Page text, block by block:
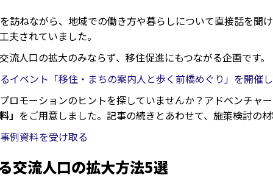
訪ねながら、地域での働き方や暮らしについて直接話を聞
夫されていました。
人口の拡大のみならず、移住促進にもつながる企画です。
イベント「移住・まちの案内人と歩く前橋めぐり」を開催
ロモーションのヒントを探していませんか？アドベンチャ
」 をご用意しました。記事の続きとあわせて、施策検討の
例資料を受け取る
交流人口の拡大方法5選